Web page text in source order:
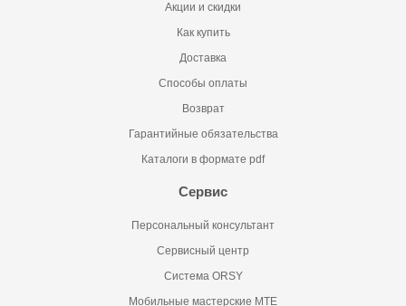
Акции и скидки
Как купить
Доставка
Способы оплаты
Возврат
Гарантийные обязательства
Каталоги в формате pdf
Сервис
Персональный консультант
Сервисный центр
Система ORSY
Мобильные мастерские MTE